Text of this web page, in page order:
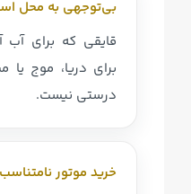
بی‌توجهی به محل
قایقی که برای آب
برای دریا، موج یا
درستی نیست.
خرید موتور نامتناسب